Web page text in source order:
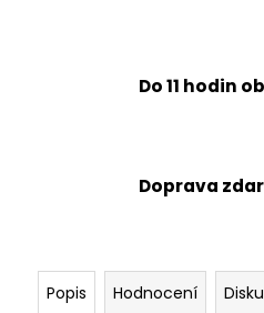
Do 11 hodin
Doprava
Popis Hodnocení